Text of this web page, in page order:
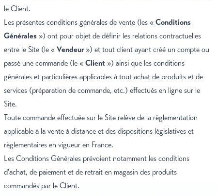
le Client.
Les présentes conditions générales de vente (les « Conditions
Générales ») ont pour objet de définir les relations contractuelles
entre le Site (le « Vendeur ») et tout client ayant créé un compte ou
passé une commande (le « Client ») ainsi que les conditions
générales et particulières applicables à tout achat de produits et de
services (préparation de commande, etc.) effectués en ligne sur le
Site.
Toute commande effectuée sur le Site relève de la règlementation
applicable à la vente à distance et des dispositions législatives et
règlementaires en vigueur en France.
Les Conditions Générales prévoient notamment les conditions
d'achat, de paiement et de retrait en magasin des produits
commandés par le Client.